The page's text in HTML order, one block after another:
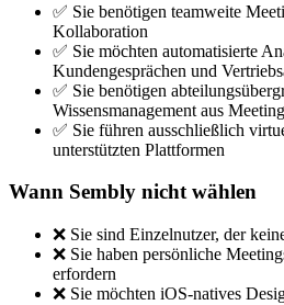
✅ Sie benötigen teamweite
Kollaboration
✅ Sie möchten automatisierte
Kundengesprächen und
✅ Sie benötigen
Wissensmanagement aus
✅ Sie führen ausschließlich
unterstützten Plattformen
Wann Sembly nicht wählen
❌ Sie sind Einzelnutzer, der
❌ Sie haben persönliche
erfordern
❌ Sie möchten iOS-natives